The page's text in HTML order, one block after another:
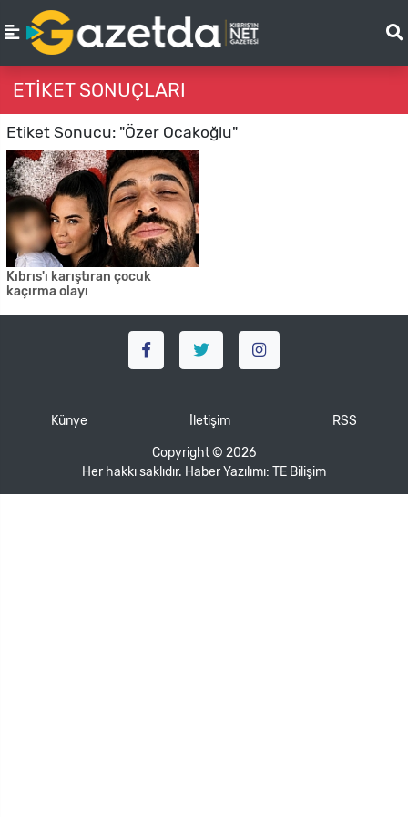
ETIKET SONUÇLARI
Etiket Sonucu: "Özer Ocakoğlu"
Kıbrıs'ı karıştıran çocuk
kaçırma olayı
Künye İletişim RSS
Copyright © 2026
Her hakkı saklıdır. Haber Yazılımı: TE Bilişim